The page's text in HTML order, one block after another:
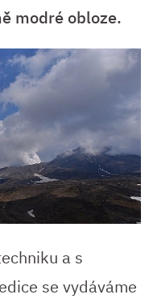
modré obloze.
a s
se vydáváme